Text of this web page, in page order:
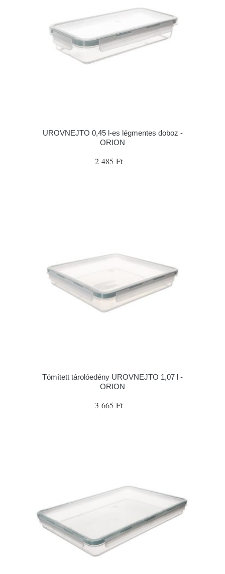
UROVNEJTO 0,45 l-es légmentes doboz -
ORION
2 485 Ft
Tömített tárolóedény UROVNEJTO 1,07 l -
ORION
3 665 Ft